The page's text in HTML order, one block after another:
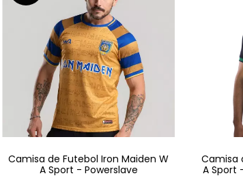
Camisa de Futebol Iron Maiden W
A Sport - Powerslave
Camisa
A Sport